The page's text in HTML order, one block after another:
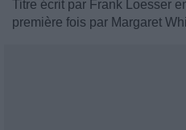
Titre écrit par Frank Loesser
première fois par Margaret